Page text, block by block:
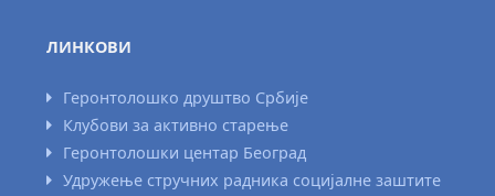
ЛИНКОВИ
Геронтолошко друштво Србије
Клубови за активно старење
Геронтолошки центар Београд
Удружење стручних радника социјалне заштите